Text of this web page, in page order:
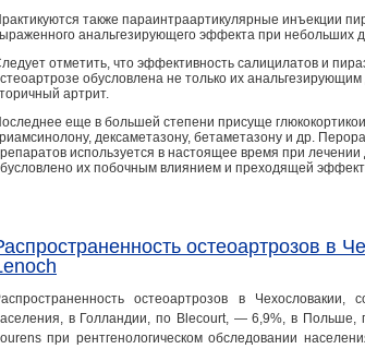
также параинтраартикулярные инъекции
анальгезирующего эффекта при небольших
отметить, что эффективность салицилатов и
обусловлена не только их
артрит.
еще в большей степени присуще
дексаметазону, бетаметазону и др.
используется в настоящее время при
их побочным влиянием и преходящей
остеоартрозов в
остеоартрозов в
в Голландии, по Blecourt, — 6,9%, в Польше,
при рентгенологическом обследовании